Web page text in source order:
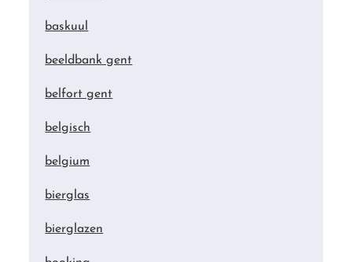
baskuul
beeldbank gent
belfort gent
belgisch
belgium
bierglas
bierglazen